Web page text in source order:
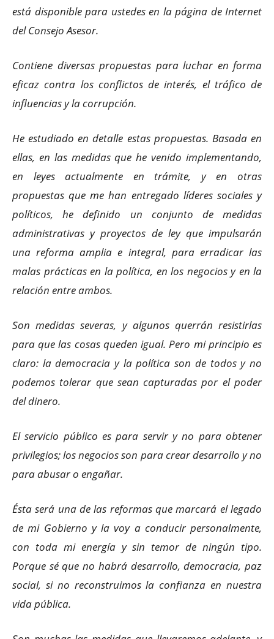
está disponible para ustedes en la página de Internet
del Consejo Asesor.
Contiene diversas propuestas para luchar en forma
eficaz contra los conflictos de interés, el tráfico de
influencias y la corrupción.
He estudiado en detalle estas propuestas. Basada en
ellas, en las medidas que he venido implementando,
en leyes actualmente en trámite, y en otras
propuestas que me han entregado líderes sociales y
políticos, he definido un conjunto de medidas
administrativas y proyectos de ley que impulsarán
una reforma amplia e integral, para erradicar las
malas prácticas en la política, en los negocios y en la
relación entre ambos.
Son medidas severas, y algunos querrán resistirlas
para que las cosas queden igual. Pero mi principio es
claro: la democracia y la política son de todos y no
podemos tolerar que sean capturadas por el poder
del dinero.
El servicio público es para servir y no para obtener
privilegios; los negocios son para crear desarrollo y no
para abusar o engañar.
Ésta será una de las reformas que marcará el legado
de mi Gobierno y la voy a conducir personalmente,
con toda mi energía y sin temor de ningún tipo.
Porque sé que no habrá desarrollo, democracia, paz
social, si no reconstruimos la confianza en nuestra
vida pública.